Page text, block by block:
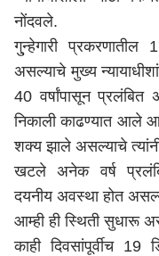
नोंदवले.
गु्न्हेगारी
असल्याचे मुख्य
40 वर्षांपासून
निकाली काढण्यात आले
शक्य झाले असल्याचे
खटले अनेक वर्ष प्रलंबित
दयनीय अवस्था होत
आम्ही ही स्थिती सुधारू
काही दिवसांपूर्वीच 19